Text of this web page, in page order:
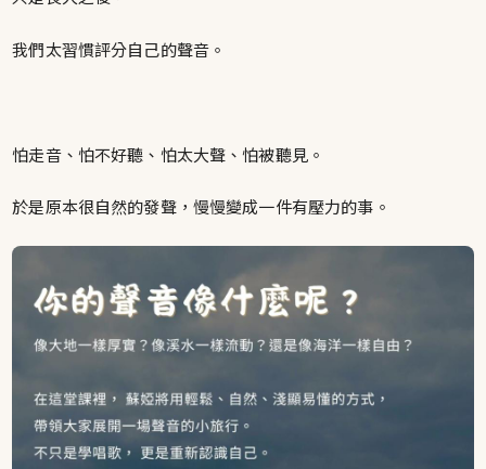
我們太習慣評分自己的聲音。
怕走音、怕不好聽、怕太大聲、怕被聽見。
於是原本很自然的發聲，慢慢變成一件有壓力的事。